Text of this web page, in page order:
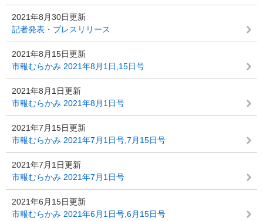
2021年8月30日更新
記者発表・プレスリリース
2021年8月15日更新
市報むらかみ 2021年8月1日,15日号
2021年8月1日更新
市報むらかみ 2021年8月1日号
2021年7月15日更新
市報むらかみ 2021年7月1日号,7月15日号
2021年7月1日更新
市報むらかみ 2021年7月1日号
2021年6月15日更新
市報むらかみ 2021年6月1日号,6月15日号